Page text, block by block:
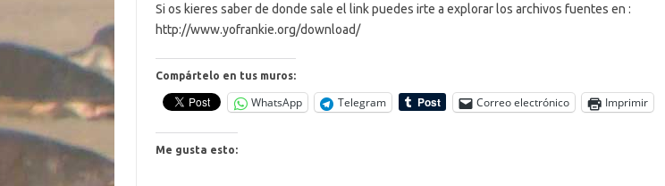
Si os kieres saber de donde sale el link puedes irte a explorar los archivos fuentes en :
http://www.yofrankie.org/download/
Compártelo en tus muros:
WhatsApp Telegram Correo electrónico Imprimir
Me gusta esto: